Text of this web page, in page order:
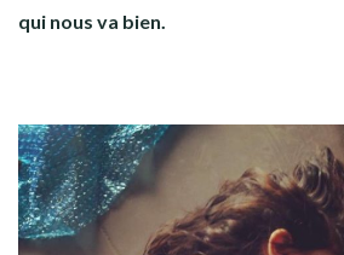
qui nous va bien.